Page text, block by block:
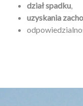
dział spadku,
uzyskania